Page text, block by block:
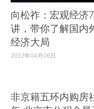
向松祚：宏观经济
讲，带你了解国内
经济大局
2022年04月06日
非京籍五环内购房